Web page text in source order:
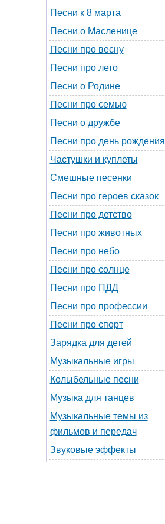
Песни к 8 марта
Песни о Масленице
Песни про весну
Песни про лето
Песни о Родине
Песни про семью
Песни о дружбе
Песни про день рождения
Частушки и куплеты
Смешные песенки
Песни про героев сказок
Песни про детство
Песни про животных
Песни про небо
Песни про солнце
Песни про ПДД
Песни про профессии
Песни про спорт
Зарядка для детей
Музыкальные игры
Колыбельные песни
Музыка для танцев
Музыкальные темы из
фильмов и передач
Звуковые эффекты